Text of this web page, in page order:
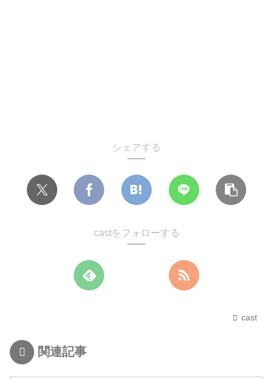
シェアする
castをフォローする
cast
関連記事